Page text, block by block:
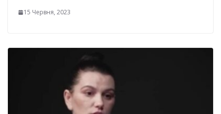
15 Червня, 2023